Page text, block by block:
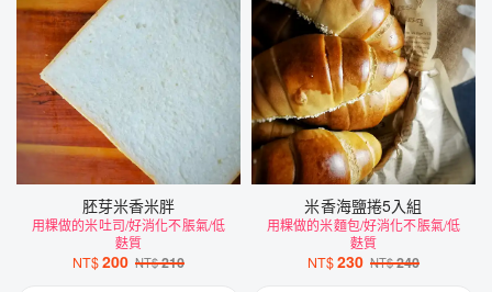
胚芽米香米胖
用粿做的米吐司/好消化不脹氣/低
麩質
NT$200 NT$210
米香海鹽捲5入組
用粿做的米麵包/好消化不脹氣/低
麩質
NT$230 NT$240